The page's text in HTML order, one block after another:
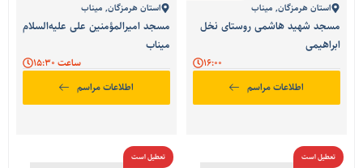
استان هرمزگان,میناب
مسجد شهید هاشمی روستای نخل
ابراهیمی
اطلاعات مراسم
استان هرمزگان,میناب
مسجد امیرالمؤمنین علی علیه‌السلام
میناب
ساعت 15:30
اطلاعات مراسم
تعطیل است تعطیل است